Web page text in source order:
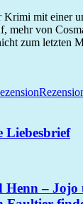
Krimi mit einer
mehr von
zum letzten
Liebesbrief
Henn – Jojo